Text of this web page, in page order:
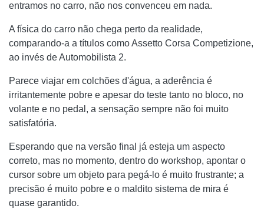
entramos no carro, não nos convenceu em nada.
A física do carro não chega perto da realidade,
comparando-a a títulos como Assetto Corsa Competizione,
ao invés de Automobilista 2.
Parece viajar em colchões d'água, a aderência é
irritantemente pobre e apesar do teste tanto no bloco, no
volante e no pedal, a sensação sempre não foi muito
satisfatória.
Esperando que na versão final já esteja um aspecto
correto, mas no momento, dentro do workshop, apontar o
cursor sobre um objeto para pegá-lo é muito frustrante; a
precisão é muito pobre e o maldito sistema de mira é
quase garantido.